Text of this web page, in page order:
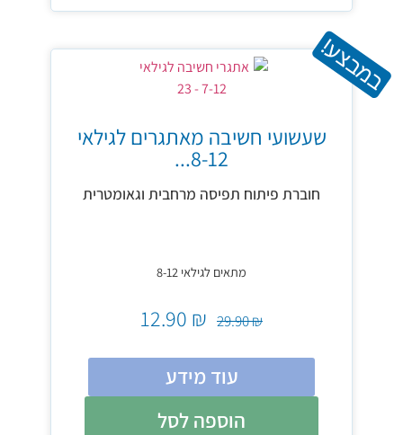
במבצע!
שעשועי חשיבה מאתגרים לגילאי
8-12...
חוברת פיתוח תפיסה מרחבית וגאומטרית
מתאים לגילאי 8-12
₪
29.90
₪
עוד מידע
הוספה לסל